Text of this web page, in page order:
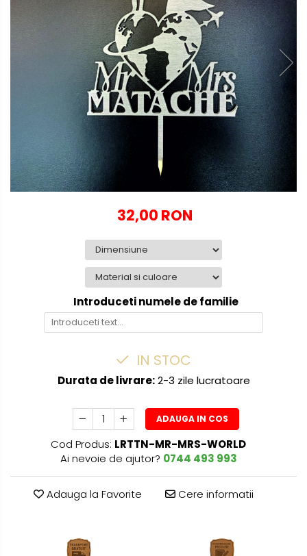
Globuri personalizate
Decoratiuni Craciun
Pachete cadou Craciun
Decoratiuni Paste
Valentines Day
Cadouri indragostiti
1-8 Martie
Scoala/Absolvire
32,00 RON
Introduceti numele de familie
IN STOC
Durata de livrare:2-3 zile lucratoare
ADAUGA IN COS
Cod Produs: LRTTN-MR-MRS-WORLD
Ai nevoie de ajutor? 0744 493 993
Adauga la Favorite Cere informatii